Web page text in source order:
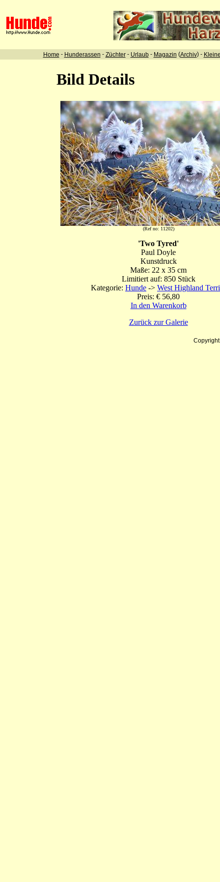
Home - Hunderassen - Züchter- Urlaub- Magazin (Archiv) -
Bild Details
(Ref no: 11202)
'Two Tyred'
Paul Doyle
Kunstdruck
Maße: 22 x 35 cm
Limitiert auf: 850 Stück
Kategorie: Hunde -> West Highland
Preis: € 56,80
In den Warenkorb
Zurück zur Galerie